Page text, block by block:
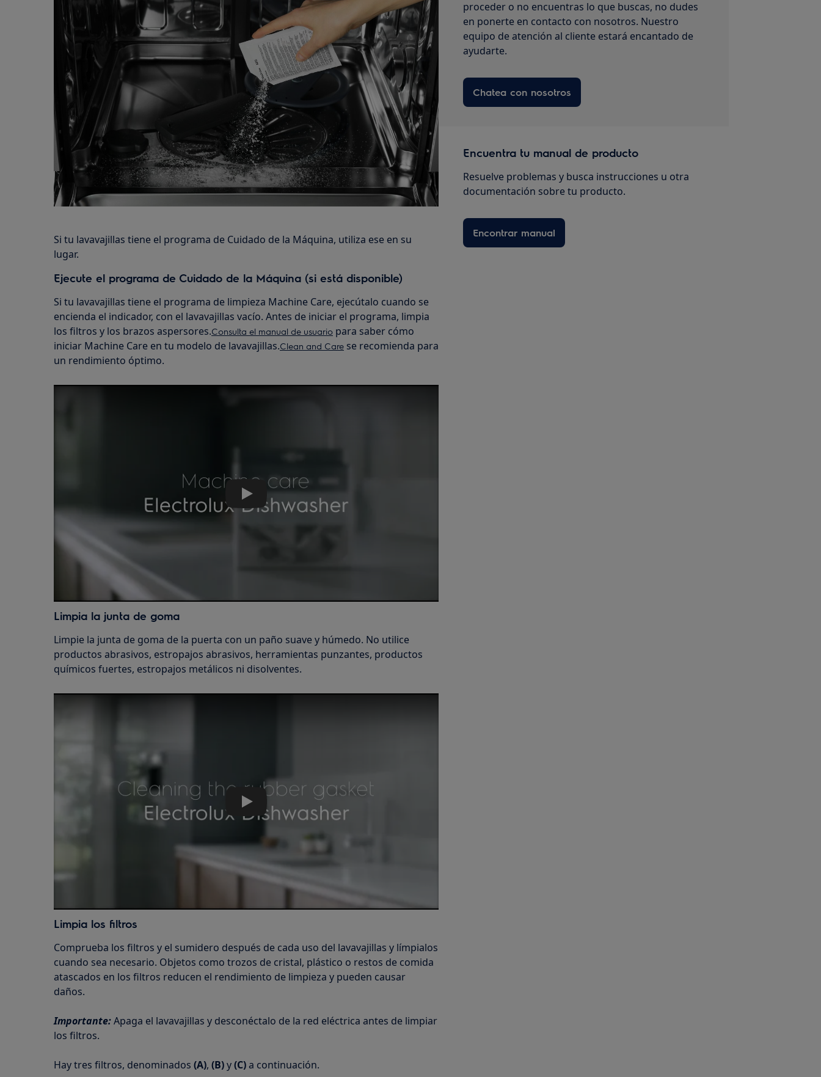
Si tu lavavajillas tiene el programa de Cuidado de la Máquina, utiliza ese en su
lugar.
Ejecute el programa de Cuidado de la Máquina (si está disponible)
Si tu lavavajillas tiene el programa de limpieza Machine Care, ejecútalo cuando se
encienda el indicador, con el lavavajillas vacío. Antes de iniciar el programa, limpia
los filtros y los brazos aspersores.Consulta el manual de usuario para saber cómo
iniciar Machine Care en tu modelo de lavavajillas.Clean and Care se recomienda para
un rendimiento óptimo.
Play
Limpia la junta de goma
Limpie la junta de goma de la puerta con un paño suave y húmedo. No utilice
productos abrasivos, estropajos abrasivos, herramientas punzantes, productos
químicos fuertes, estropajos metálicos ni disolventes.
Play
Limpia los filtros
Comprueba los filtros y el sumidero después de cada uso del lavavajillas y límpialos
cuando sea necesario. Objetos como trozos de cristal, plástico o restos de comida
atascados en los filtros reducen el rendimiento de limpieza y pueden causar
daños.
Importante:Apaga el lavavajillas y desconéctalo de la red eléctrica antes de limpiar
los filtros.
Hay tres filtros, denominados (A), (B)y(C)a continuación.
proceder o no encuentras lo que buscas, no dudes
en ponerte en contacto con nosotros. Nuestro
equipo de atención al cliente estará encantado de
ayudarte.
Chatea con nosotros
Encuentra tu manual de producto
Resuelve problemas y busca instrucciones u otra
documentación sobre tu producto.
Encontrar manual